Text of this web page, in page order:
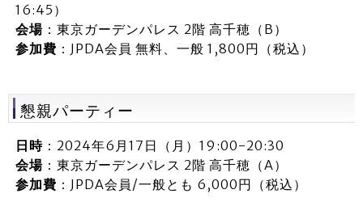
16:45）
会場：東京ガーデンパレス 2階 高千穂（B）
参加費 ：JPDA会員 無料、一般 1,800円（税込）
懇親パーティー
日時：2024年6月17日（月）19:00-20:30
会場：東京ガーデンパレス 2階 高千穂（A）
参加費 ：JPDA会員/一般とも 6,000円（税込）